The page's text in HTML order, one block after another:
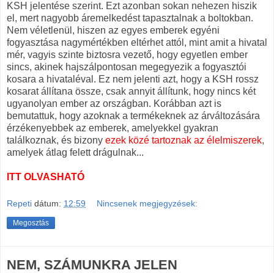
KSH jelentése szerint. Ezt azonban sokan nehezen hiszik
el, mert nagyobb áremelkedést tapasztalnak a boltokban.
Nem véletlenül, hiszen az egyes emberek egyéni
fogyasztása nagymértékben eltérhet attól, mint amit a hivatal
mér, vagyis szinte biztosra vezető, hogy egyetlen ember
sincs, akinek hajszálpontosan megegyezik a fogyasztói
kosara a hivataléval. Ez nem jelenti azt, hogy a KSH rossz
kosarat állítana össze, csak annyit állítunk, hogy nincs két
ugyanolyan ember az országban. Korábban azt is
bemutattuk, hogy azoknak a termékeknek az árváltozására
érzékenyebbek az emberek, amelyekkel gyakran
találkoznak, és bizony ezek közé tartoznak az élelmiszerek,
amelyek átlag felett drágulnak...
ITT OLVASHATÓ
Repeti dátum: 12:59 Nincsenek megjegyzések:
Megosztás
NEM, SZÁMUNKRA JELEN